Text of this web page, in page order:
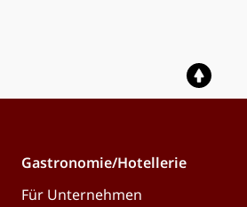
Gastronomie/Hotellerie
Für Unternehmen